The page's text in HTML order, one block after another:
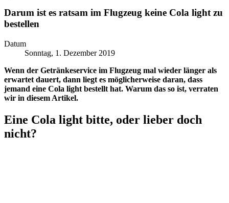
Darum ist es ratsam im Flugzeug keine Cola light zu
bestellen
Datum
Sonntag, 1. Dezember 2019
Wenn der Getränkeservice im Flugzeug mal wieder länger als
erwartet dauert, dann liegt es möglicherweise daran, dass
jemand eine Cola light bestellt hat. Warum das so ist, verraten
wir in diesem Artikel.
Eine Cola light bitte, oder lieber doch
nicht?